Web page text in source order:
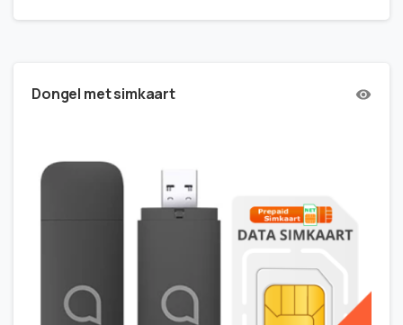
Dongel met simkaart